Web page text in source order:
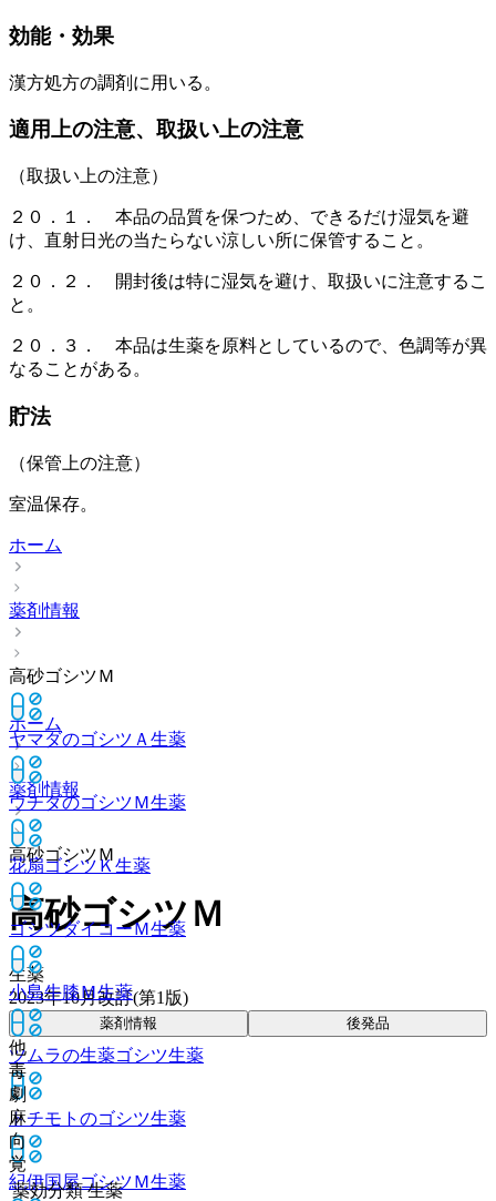
効能・効果
漢方処方の調剤に用いる。
適用上の注意、取扱い上の注意
（取扱い上の注意）
２０．１． 本品の品質を保つため、できるだけ湿気を避
け、直射日光の当たらない涼しい所に保管すること。
２０．２． 開封後は特に湿気を避け、取扱いに注意するこ
と。
２０．３． 本品は生薬を原料としているので、色調等が異
なることがある。
貯法
（保管上の注意）
室温保存。
ホーム
薬剤情報
高砂ゴシツＭ
ヤマダのゴシツＡ 生薬
ウチダのゴシツＭ生薬
花扇ゴシツＫ生薬
ゴシツダイコーＭ生薬
小島牛膝Ｍ生薬
ツムラの生薬ゴシツ生薬
トチモトのゴシツ生薬
紀伊国屋ゴシツＭ生薬
ホーム
薬剤情報
高砂ゴシツＭ
高砂ゴシツＭ
生薬
2023年10月改訂(第1版)
薬剤情報 後発品
他
毒
劇
麻
向
覚
薬効分類 生薬